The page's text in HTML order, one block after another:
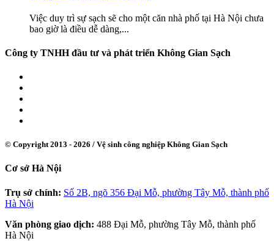
Việc duy trì sự sạch sẽ cho một căn nhà phố tại Hà Nội chưa
bao giờ là điều dễ dàng,...
Công ty TNHH đầu tư và phát triển Không Gian Sạch
© Copyright 2013 - 2026 / Vệ sinh công nghiệp Không Gian Sạch
Cơ sở Hà Nội
Trụ sở chính: Số 2B, ngõ 356 Đại Mỗ, phường Tây Mỗ, thành phố
Hà Nội
Văn phòng giao dịch: 488 Đại Mỗ, phường Tây Mỗ, thành phố
Hà Nội